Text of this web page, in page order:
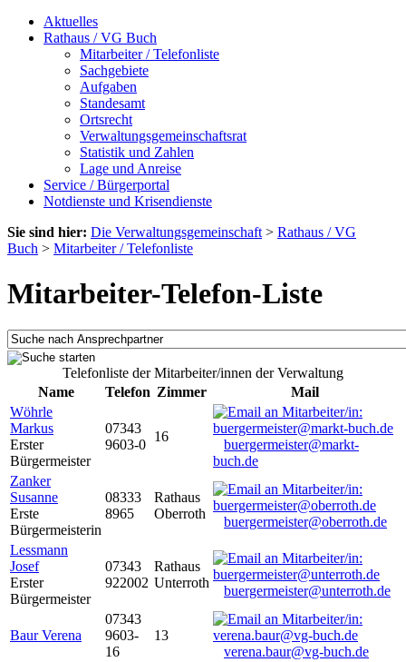
Aktuelles
Rathaus / VG Buch
Mitarbeiter / Telefonliste
Sachgebiete
Aufgaben
Standesamt
Ortsrecht
Verwaltungsgemeinschaftsrat
Statistik und Zahlen
Lage und Anreise
Service / Bürgerportal
Notdienste und Krisendienste
Sie sind hier: Die Verwaltungsgemeinschaft > Rathaus / VG
Buch > Mitarbeiter / Telefonliste
Mitarbeiter-Telefon-Liste
Telefonliste der Mitarbeiter/innen der Verwaltung
Name
Telefon Zimmer
Mail
Wöhrle
Markus
Erster
Bürgermeister
07343
9603-0
16
buergermeister@markt-
buch.de
Zanker
Susanne
Erste
Bürgermeisterin
08333
8965
Rathaus
Oberroth
buergermeister@oberroth.de
Lessmann
Josef
Erster
Bürgermeister
07343
922002
Rathaus
Unterroth
buergermeister@unterroth.de
Baur Verena
07343
9603-
16
13
verena.baur@vg-buch.de